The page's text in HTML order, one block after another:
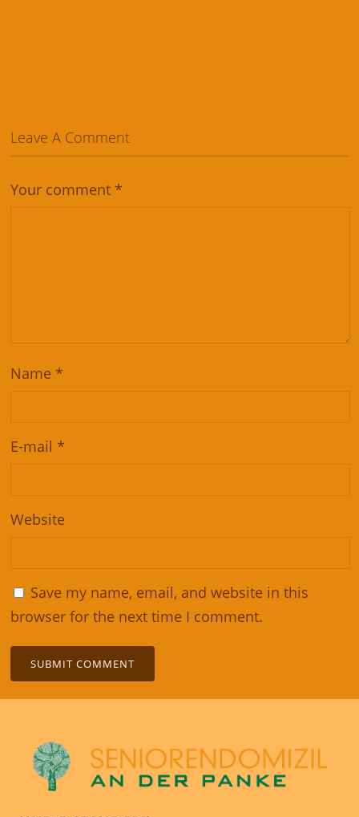
Leave A Comment
Your comment *
Name *
E-mail *
Website
Save my name, email, and website in this
browser for the next time I comment.